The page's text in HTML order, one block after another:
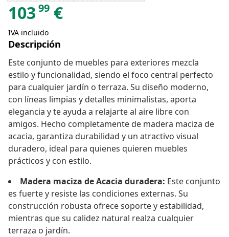
103 99 €
IVA incluido
Descripción
Este conjunto de muebles para exteriores mezcla
estilo y funcionalidad, siendo el foco central perfecto
para cualquier jardín o terraza. Su diseño moderno,
con líneas limpias y detalles minimalistas, aporta
elegancia y te ayuda a relajarte al aire libre con
amigos. Hecho completamente de madera maciza de
acacia, garantiza durabilidad y un atractivo visual
duradero, ideal para quienes quieren muebles
prácticos y con estilo.
Madera maciza de Acacia duradera: Este conjunto
es fuerte y resiste las condiciones externas. Su
construcción robusta ofrece soporte y estabilidad,
mientras que su calidez natural realza cualquier
terraza o jardín.